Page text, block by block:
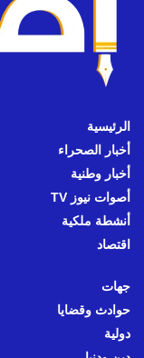
الرئيسية
أخبار الصحراء
أخبار وطنية
أصوات نيوز TV
أنشطة ملكية
اقتصاد
جهات
حوادث وقضايا
دولية